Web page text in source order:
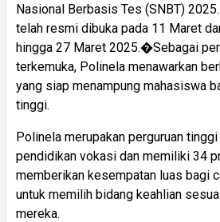
Nasional Berbasis Tes (SNBT)
telah resmi dibuka pada 11 Maret
hingga 27 Maret 2025.�Sebagai
terkemuka, Polinela menawarkan
yang siap menampung mahasiswa
tinggi.
Polinela merupakan perguruan
pendidikan vokasi dan memiliki 34
memberikan kesempatan luas bagi
untuk memilih bidang keahlian
mereka.